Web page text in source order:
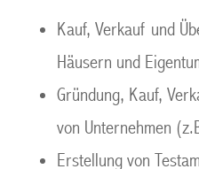
Kauf, Verkauf und
Häusern und
Gründung, Kauf,
von Unternehmen
Erstellung von